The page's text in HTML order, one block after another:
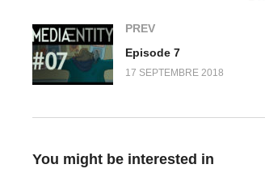
PREV
Episode 7
17 SEPTEMBRE 2018
You might be interested in